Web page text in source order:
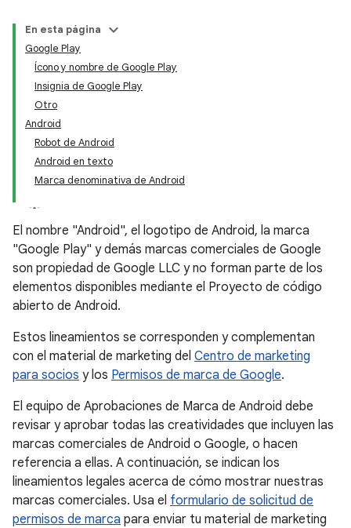
En esta página
Google Play
Ícono y nombre de Google Play
Insignia de Google Play
Otro
Android
Robot de Android
Android en texto
Marca denominativa de Android
El nombre "Android", el logotipo de Android, la marca
"Google Play" y demás marcas comerciales de Google
son propiedad de Google LLC y no forman parte de los
elementos disponibles mediante el Proyecto de código
abierto de Android.
Estos lineamientos se corresponden y complementan
con el material de marketing del Centro de marketing
para socios y los Permisos de marca de Google.
El equipo de Aprobaciones de Marca de Android debe
revisar y aprobar todas las creatividades que incluyen las
marcas comerciales de Android o Google, o hacen
referencia a ellas. A continuación, se indican los
lineamientos legales acerca de cómo mostrar nuestras
marcas comerciales. Usa el formulario de solicitud de
permisos de marca para enviar tu material de marketing